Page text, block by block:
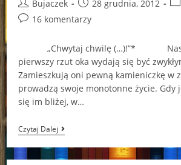
Post
author:
Bujaczek
Post
published:
28 grudnia, 2012
Post16 komentarzy
„Chwytaj chwilę (…)!”* Nasi
pierwszy rzut oka wydają się być
Zamieszkują oni pewną kamieniczkę w
prowadzą swoje monotonne życie. Gdy
się im bliżej, w…
Czytaj DalejAmatorski
Klub
Detektywów
Po